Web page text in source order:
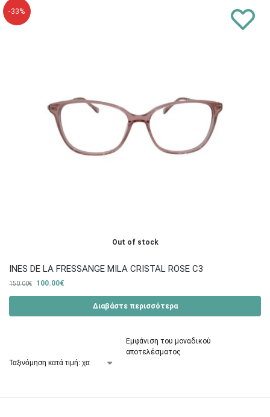
-33%
Out of stock
INES DE LA FRESSANGE MILA CRISTAL ROSE C3
150.00€ 100.00€
Διαβάστε περισσότερα
Εμφάνιση του μοναδικού
αποτελέσματος